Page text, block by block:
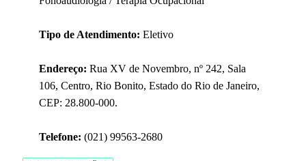
Tipo de Atendimento: Eletivo
Endereço: Rua XV de Novembro, nº 242, Sala
106, Centro, Rio Bonito, Estado do Rio de Janeiro,
CEP: 28.800-000.
Telefone: (021) 99563-2680